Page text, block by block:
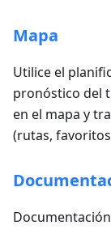
Mapa
Utilice el
pronóstico del
en el mapa y
(rutas,